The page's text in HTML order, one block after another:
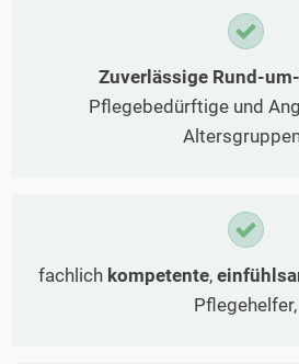
Zuverlässige Rund-
Pflegebedürftige und
fachlich kompetente,
Pflegehelfer,